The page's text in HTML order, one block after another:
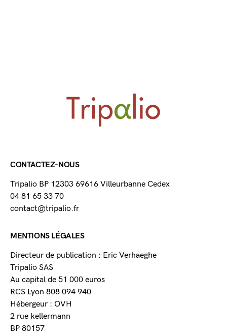
CONTACTEZ-NOUS
Tripalio BP 12303 69616 Villeurbanne Cedex
04 81 65 33 70
contact@tripalio.fr
MENTIONS LÉGALES
Directeur de publication : Eric Verhaeghe
Tripalio SAS
Au capital de 51 000 euros
RCS Lyon 808 094 940
Hébergeur : OVH
2 rue kellermann
BP 80157